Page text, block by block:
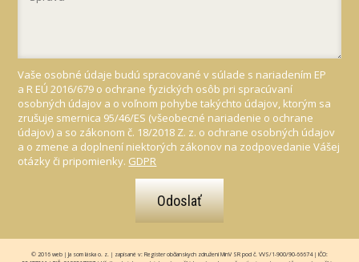
Vaše osobné údaje budú spracované v súlade s nariadením EP
a R EÚ 2016/679 o ochrane fyzických osôb pri spracúvaní
osobných údajov a o voľnom pohybe takýchto údajov, ktorým sa
zrušuje smernica 95/46/ES (všeobecné nariadenie o ochrane
údajov) a so zákonom č. 18/2018 Z. z. o ochrane osobných údajov
a o zmene a doplnení niektorých zákonov na zodpovedanie Vášej
otázky či pripomienky. GDPR
Odoslať
© 2016 web | Ja som láska o. z. | zapísané v: Register občianskych združení MinV SR pod č. VVS/1-900/90-66674 | IČO: